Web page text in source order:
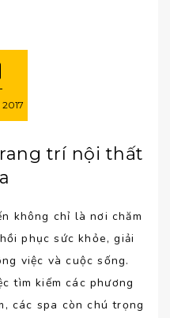
2017
trí nội thất
không chỉ là nơi chăm
phục sức khỏe, giải
việc và cuộc sống.
tìm kiếm các phương
các spa còn chú trọng